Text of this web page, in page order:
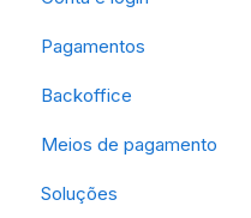
Pagamentos
Backoffice
Meios de pagamento
Soluções